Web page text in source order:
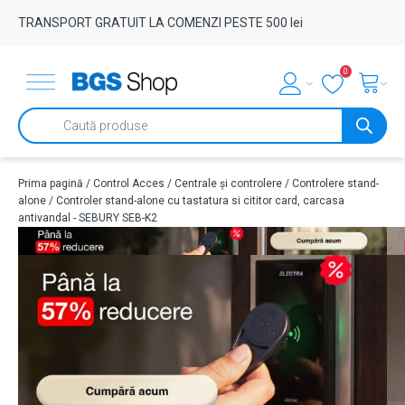
TRANSPORT GRATUIT LA COMENZI PESTE 500 lei
0
Products
search
Prima pagină / Control Acces / Centrale și controlere / Controlere stand-
alone / Controler stand-alone cu tastatura si cititor card, carcasa
antivandal - SEBURY SEB-K2